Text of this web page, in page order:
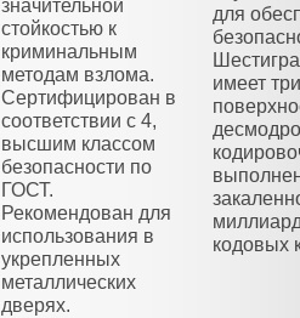
значительной
стойкостью к
криминальным
методам взлома.
Сертифицирован в
соответствии с 4,
высшим классом
безопасности по
ГОСТ.
Рекомендован для
использования в
укрепленных
металлических
дверях.
для
имеет
кодовых